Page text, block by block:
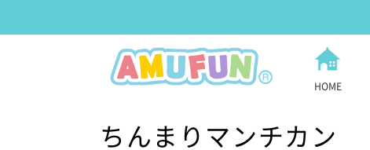
HOME
ちんまりマンチカン